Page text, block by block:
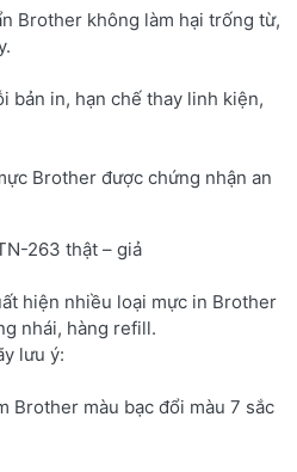
Brother không làm hại trống từ,
bản in, hạn chế thay linh kiện,
Brother được chứng nhận an
263 thật – giả
hiện nhiều loại mực in Brother
nhái, hàng refill.
lưu ý:
Brother màu bạc đổi màu 7 sắc